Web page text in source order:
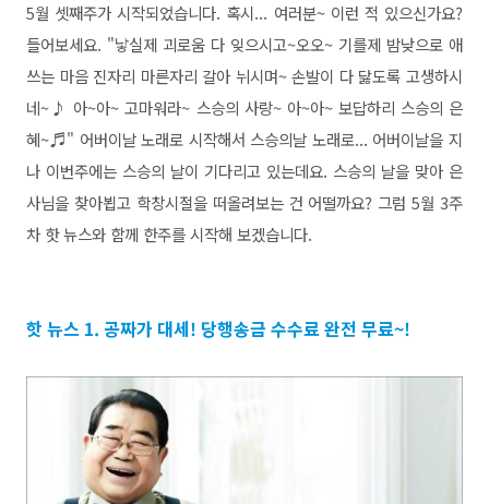
5월 셋째주가 시작되었습니다. 혹시... 여러분~ 이런 적 있으신가요?
들어보세요. "낳실제 괴로움 다 잊으시고~오오~ 기를제 밤낮으로 애
쓰는 마음 진자리 마른자리 갈아 뉘시며~ 손발이 다 닳도록 고생하시
네~♪ 아~아~ 고마워라~ 스승의 사랑~ 아~아~ 보답하리 스승의 은
혜~♬" 어버이날 노래로 시작해서 스승의날 노래로... 어버이날을 지
나 이번주에는 스승의 날이 기다리고 있는데요. 스승의 날을 맞아 은
사님을 찾아뵙고 학창시절을 떠올려보는 건 어떨까요? 그럼 5월 3주
차 핫 뉴스와 함께 한주를 시작해 보겠습니다.
핫 뉴스 1. 공짜가 대세! 당행송금 수수료 완전 무료~!